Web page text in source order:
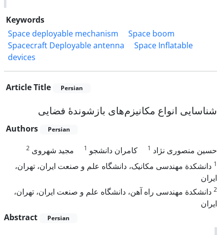
Keywords
Space deployable mechanism
Space boom
Spacecraft Deployable antenna
Space Inflatable
devices
Article Title Persian
شناسایی انواع مکانیزم‌های بازشوندۀ فضایی
Authors Persian
حسین منصوری نژاد 1 کامران دانشجو 1 مجید شهروی 2
1 دانشکدة مهندسی مکانیک، دانشگاه علم و صنعت ایران، تهران،
ایران
2 دانشکدة مهندسی راه آهن، دانشگاه علم و صنعت ایران، تهران،
ایران
Abstract
Persian